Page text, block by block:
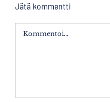
Jätä kommentti
Kommentti